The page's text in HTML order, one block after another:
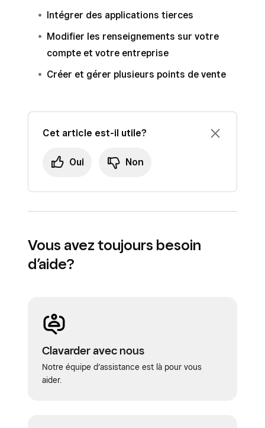
Intégrer des applications tierces
Modifier les renseignements sur votre
compte et votre entreprise
Créer et gérer plusieurs points de vente
Cet article est-il utile?
Oui Non
Vous avez toujours besoin
d’aide?
Clavarder avec nous
Notre équipe d’assistance est là pour vous
aider.